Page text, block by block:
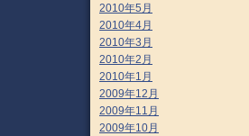
2010年5月
2010年4月
2010年3月
2010年2月
2010年1月
2009年12月
2009年11月
2009年10月